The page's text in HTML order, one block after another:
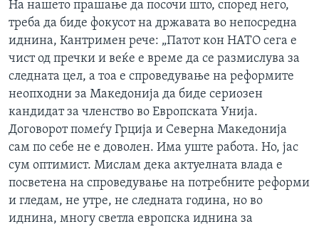
На нашето прашање да посочи што, според него,
треба да биде фокусот на државата во непосредна
иднина, Кантримен рече: „Патот кон НАТО сега е
чист од пречки и веќе е време да се размислува за
следната цел, а тоа е спроведување на реформите
неопходни за Македонија да биде сериозен
кандидат за членство во Европската Унија.
Договорот помеѓу Грција и Северна Македонија
сам по себе не е доволен. Има уште работа. Но, јас
сум оптимист. Мислам дека актуелната влада е
посветена на спроведување на потребните реформи
и гледам, не утре, не следната година, но во
иднина, многу светла европска иднина за